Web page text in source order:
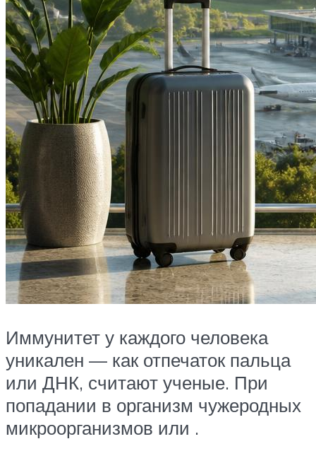
Иммунитет у каждого человека
уникален — как отпечаток пальца
или ДНК, считают ученые. При
попадании в организм чужеродных
микроорганизмов или .